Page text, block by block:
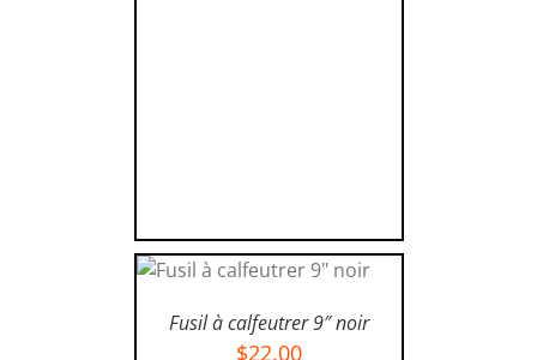
/
DÉTAILS
Fusil à calfeutrer 9″ noir
$22.00